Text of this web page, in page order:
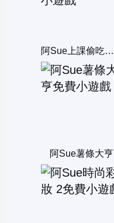
阿Sue上課偷吃大作戰
阿Sue薯條大亨